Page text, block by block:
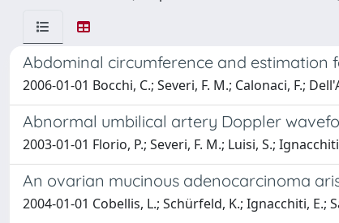
Abdominal circumference and
2006-01-01 Bocchi, C.; Severi, F. M.; Calonaci, F.;
Abnormal umbilical artery Doppler
2003-01-01 Florio, P.; Severi, F. M.; Luisi, S.;
An ovarian mucinous adenocarcinoma
2004-01-01 Cobellis, L.; Schürfeld, K.; Ignacchiti, E.;